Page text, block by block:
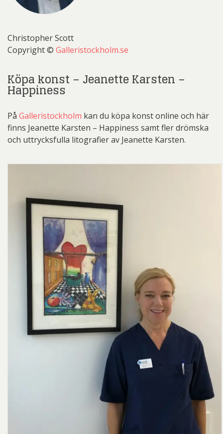
Christopher Scott
Copyright © Galleristockholm.se
Köpa konst – Jeanette Karsten –
Happiness
På Galleristockholm kan du köpa konst online och här
finns Jeanette Karsten – Happiness samt fler drömska
och uttrycksfulla litografier av Jeanette Karsten.